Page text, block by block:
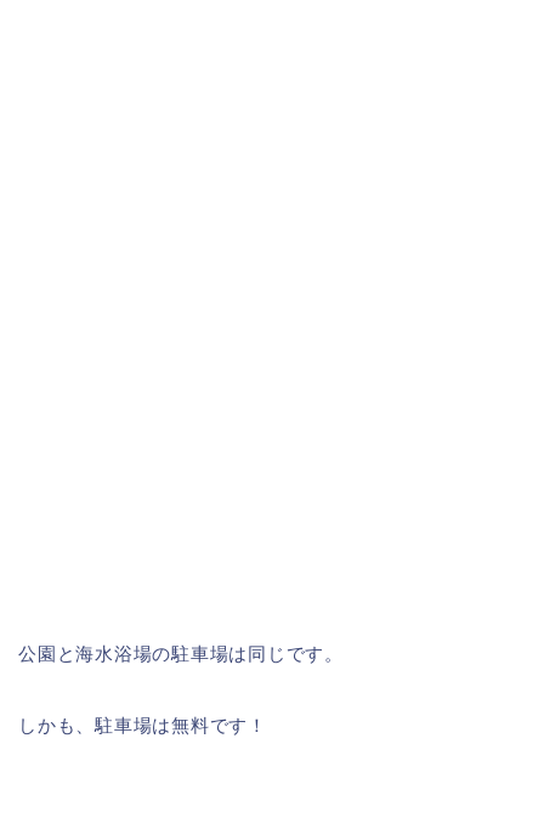
公園と海水浴場の駐車場は同じです。
しかも、駐車場は無料です！